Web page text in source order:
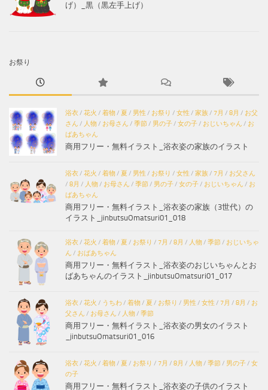
げ）_黒（黒左手上げ）
お祭り
浴衣/ 花火 / 着物/ 夏 / 男性 / お祭り / 女性 / 家族/ 7月 / 8月 / お父
さん / 人物/ お母さん / 季節/ 男の子/ 女の子/ おじいちゃん / お
ばあちゃん
商用フリー・無料イラスト_浴衣姿の家族のイラスト
浴衣/ 花火 / 着物/ 夏 / 男性 / お祭り / 女性 / 家族/ 7月 / お父さん
/ 8月 / 人物/ お母さん / 季節/ 男の子/ 女の子/ おじいちゃん / お
ばあちゃん
商用フリー・無料イラスト_浴衣姿の家族（3世代）の
イラスト_jinbutsuOmatsuri01_018
浴衣/ 花火 / 着物/ 夏 / お祭り / 7月 / 8月 / 人物/ 季節/ おじいちゃ
ん / おばあちゃん
商用フリー・無料イラスト_浴衣姿のおじいちゃんとお
ばあちゃんのイラスト_jinbutsuOmatsuri01_017
浴衣/ 花火 / うちわ/ 着物/ 夏 / お祭り / 男性 / 女性 / 7月 / 8月 / お
父さん / お母さん / 人物/ 季節
商用フリー・無料イラスト_浴衣姿の男女のイラスト
_jinbutsuOmatsuri01_016
浴衣/ 花火 / 着物/ 夏 / お祭り / 7月 / 8月 / 人物/ 季節/ 男の子/ 女
の子
商用フリー・無料イラスト_浴衣姿の子供のイラスト